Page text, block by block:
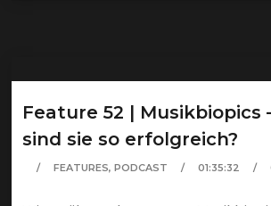
Feature 52 | Musikbiopics
sind sie so erfolgreich?
FEATURES,PODCAST 01:35:32